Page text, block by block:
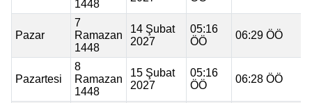
1448
Pazar
7
Ramazan
1448
14 Şubat
2027
05:16
ÖÖ
06:29 ÖÖ
Pazartesi
8
Ramazan
1448
15 Şubat
2027
05:16
ÖÖ
06:28 ÖÖ